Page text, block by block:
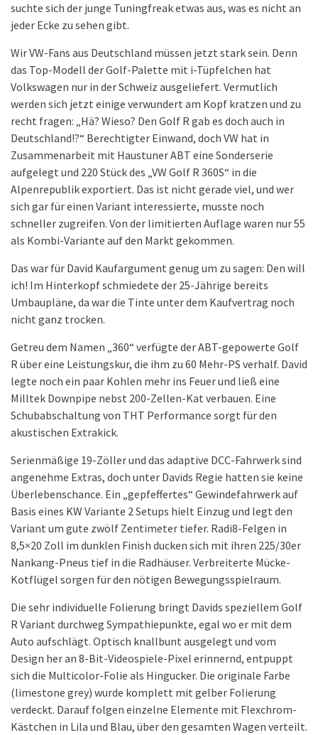
suchte sich der junge Tuningfreak etwas aus, was es nicht an
jeder Ecke zu sehen gibt.
Wir VW-Fans aus Deutschland müssen jetzt stark sein. Denn
das Top-Modell der Golf-Palette mit i-Tüpfelchen hat
Volkswagen nur in der Schweiz ausgeliefert. Vermutlich
werden sich jetzt einige verwundert am Kopf kratzen und zu
recht fragen: „Hä? Wieso? Den Golf R gab es doch auch in
Deutschland!?“ Berechtigter Einwand, doch VW hat in
Zusammenarbeit mit Haustuner ABT eine Sonderserie
aufgelegt und 220 Stück des „VW Golf R 360S“ in die
Alpenrepublik exportiert. Das ist nicht gerade viel, und wer
sich gar für einen Variant interessierte, musste noch
schneller zugreifen. Von der limitierten Auflage waren nur 55
als Kombi-Variante auf den Markt gekommen.
Das war für David Kaufargument genug um zu sagen: Den will
ich! Im Hinterkopf schmiedete der 25-Jährige bereits
Umbaupläne, da war die Tinte unter dem Kaufvertrag noch
nicht ganz trocken.
Getreu dem Namen „360“ verfügte der ABT-gepowerte Golf
R über eine Leistungskur, die ihm zu 60 Mehr-PS verhalf. David
legte noch ein paar Kohlen mehr ins Feuer und ließ eine
Milltek Downpipe nebst 200-Zellen-Kat verbauen. Eine
Schubabschaltung von THT Performance sorgt für den
akustischen Extrakick.
Serienmäßige 19-Zöller und das adaptive DCC-Fahrwerk sind
angenehme Extras, doch unter Davids Regie hatten sie keine
Überlebenschance. Ein „gepfeffertes“ Gewindefahrwerk auf
Basis eines KW Variante 2 Setups hielt Einzug und legt den
Variant um gute zwölf Zentimeter tiefer. Radi8-Felgen in
8,5×20 Zoll im dunklen Finish ducken sich mit ihren 225/30er
Nankang-Pneus tief in die Radhäuser. Verbreiterte Mücke-
Kotflügel sorgen für den nötigen Bewegungsspielraum.
Die sehr individuelle Folierung bringt Davids speziellem Golf
R Variant durchweg Sympathiepunkte, egal wo er mit dem
Auto aufschlägt. Optisch knallbunt ausgelegt und vom
Design her an 8-Bit-Videospiele-Pixel erinnernd, entpuppt
sich die Multicolor-Folie als Hingucker. Die originale Farbe
(limestone grey) wurde komplett mit gelber Folierung
verdeckt. Darauf folgen einzelne Elemente mit Flexchrom-
Kästchen in Lila und Blau, über den gesamten Wagen verteilt.